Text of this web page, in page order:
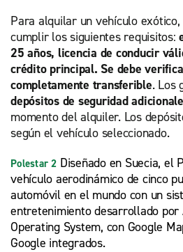
Para alquilar un vehículo
cumplir los siguientes requisitos:
25 años, licencia de conducir
crédito principal. Se debe
completamente transferible. Los
depósitos de seguridad
momento del alquiler. Los
según el vehículo seleccionado.
Polestar 2 Diseñado en Suecia, el
vehículo aerodinámico de cinco
automóvil en el mundo con un
entretenimiento desarrollado por
Operating System, con Google
Google integrados.